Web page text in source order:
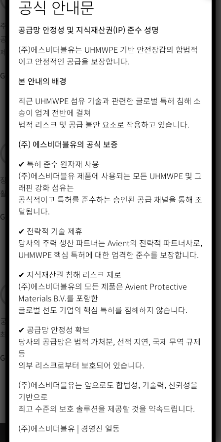
주식회사 에스비더블유의
공식온라인쇼핑몰에서
제품을 구매해보세요.
Go to
장갑의법칙 블로그
장갑의법칙 블로그에서
활발한 커뮤니티를 경험해보세요
Go to
Q&A
궁금하시거나 불편한 사항에 대해 문의해주시면
최대한 빠른 시간에 답변해드립니다.
Go to
공식 안내문
공급망 안정성 및 지식재산권(IP) 준수 성명
(주)에스비더블유는 UHMWPE 기반 안전장갑의 합법적
이고 안정적인 공급을 보장합니다.
본 안내의 배경
최근 UHMWPE 섬유 기술과 관련한 글로벌 특허 침해 소
송이 업계 전반에 걸쳐
법적 리스크 및 공급 불안 요소로 작용하고 있습니다.
(주) 에스비더블유의 공식 보증
✔ 특허 준수 원자재 사용
(주)에스비더블유 제품에 사용되는 모든 UHMWPE 및 그
래핀 강화 섬유는
공식적이고 특허를 준수하는 승인된 공급 채널을 통해 조
달됩니다.
✔ 전략적 기술 제휴
당사의 주력 생산 파트너는 Avient의 전략적 파트너사로,
UHMWPE 핵심 특허에 대한 엄격한 준수를 보장합니다.
✔ 지식재산권 침해 리스크 제로
(주)에스비더블유의 모든 제품은 Avient Protective
Materials B.V.를 포함한
글로벌 선도 기업의 핵심 특허를 침해하지 않습니다.
✔ 공급망 안정성 확보
당사의 공급망은 법적 가처분, 선적 지연, 국제 무역 규제
등
외부 리스크로부터 보호되어 있습니다.
(주)에스비더블유는 앞으로도 합법성, 기술력, 신뢰성을
기반으로
최고 수준의 보호 솔루션을 제공할 것을 약속드립니다.
(주)에스비더블유 | 경영진 일동